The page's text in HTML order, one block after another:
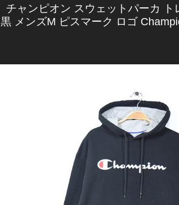
チャンピオン スウェットパーカ ト
黒 メンズM ピスマーク ロゴ